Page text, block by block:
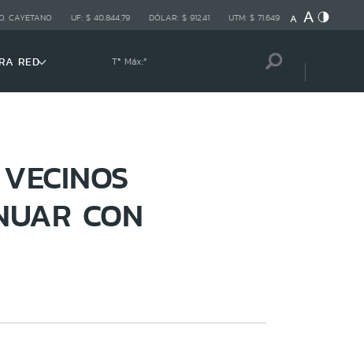
CAYETANO UF: $ 40.844,79 DÓLAR: $ 912,41 UTM: $ 71.649
RED Tª Máx:º
CON